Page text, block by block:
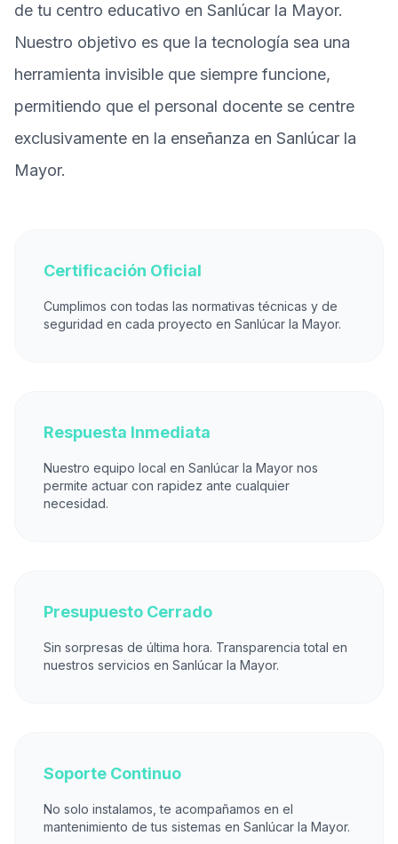
de tu centro educativo en Sanlúcar la Mayor.
Nuestro objetivo es que la tecnología sea una
herramienta invisible que siempre funcione,
permitiendo que el personal docente se centre
exclusivamente en la enseñanza en Sanlúcar la
Mayor.
Certificación Oficial
Cumplimos con todas las normativas técnicas y de
seguridad en cada proyecto en Sanlúcar la Mayor.
Respuesta Inmediata
Nuestro equipo local en Sanlúcar la Mayor nos
permite actuar con rapidez ante cualquier
necesidad.
Presupuesto Cerrado
Sin sorpresas de última hora. Transparencia total en
nuestros servicios en Sanlúcar la Mayor.
Soporte Continuo
No solo instalamos, te acompañamos en el
mantenimiento de tus sistemas en Sanlúcar la Mayor.